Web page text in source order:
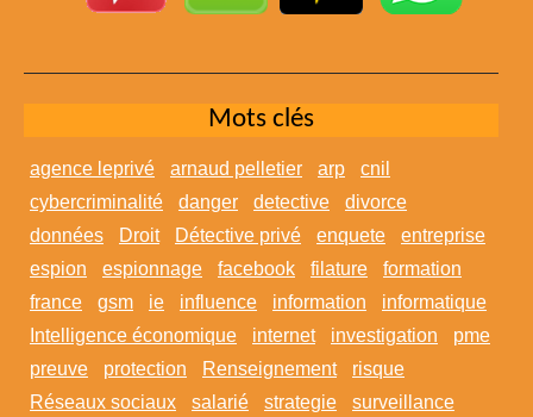
Mots clés
agence leprivé arnaud pelletier arp
cnil
cybercriminalité
danger detective
divorce
données
Droit Détective privé enquete
entreprise
espion
espionnage facebook filature
formation
france
gsm ie influence information
informatique
Intelligence économique
internet investigation
pme
preuve
protection Renseignement
risque
Réseaux sociaux
salarié strategie surveillance